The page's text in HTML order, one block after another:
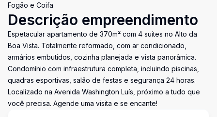
Fogão e Coifa
Descrição empreendimento
Espetacular apartamento de 370m² com 4 suítes no Alto da
Boa Vista. Totalmente reformado, com ar condicionado,
armários embutidos, cozinha planejada e vista panorâmica.
Condomínio com infraestrutura completa, incluindo piscinas,
quadras esportivas, salão de festas e segurança 24 horas.
Localizado na Avenida Washington Luís, próximo a tudo que
você precisa. Agende uma visita e se encante!